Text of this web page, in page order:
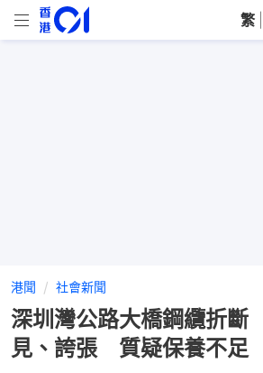
繁
港聞 社會新聞
深圳灣公路大橋鋼纜折
見、誇張 質疑保養不足